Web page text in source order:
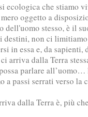
ecologica che stiamo
oggetto a
dell'uomo stesso, è il
destini, non ci
in essa e, da sapienti,
arriva dalla Terra
parlare
passi serrati verso la
dalla Terra è, più